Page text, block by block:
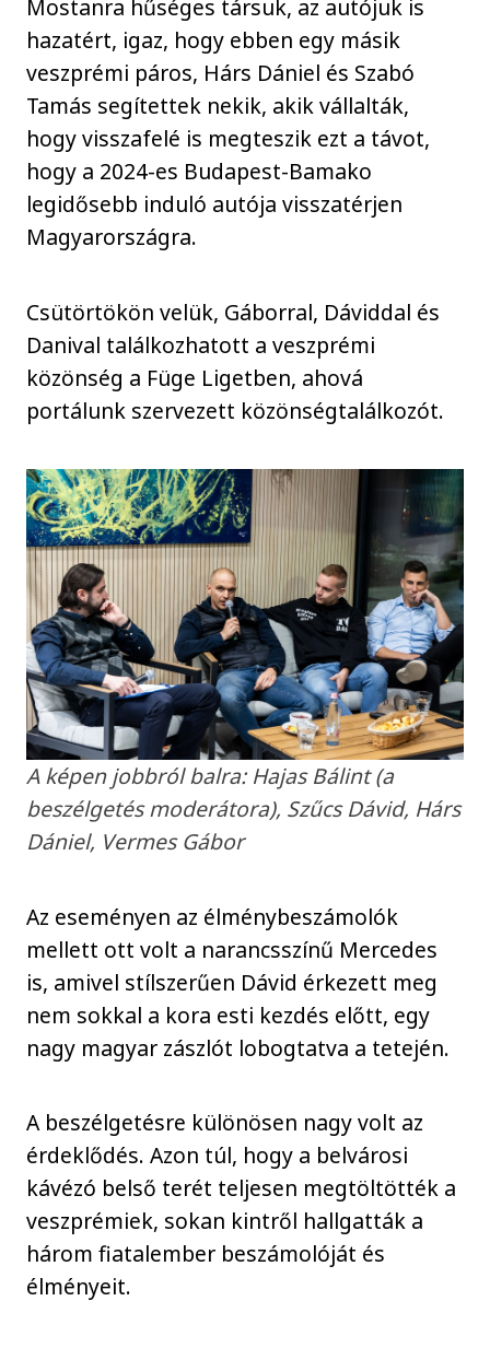
Mostanra hűséges társuk, az autójuk is
hazatért, igaz, hogy ebben egy másik
veszprémi páros, Hárs Dániel és Szabó
Tamás segítettek nekik, akik vállalták,
hogy visszafelé is megteszik ezt a távot,
hogy a 2024-es Budapest-Bamako
legidősebb induló autója visszatérjen
Magyarországra.
Csütörtökön velük, Gáborral, Dáviddal és
Danival találkozhatott a veszprémi
közönség a Füge Ligetben, ahová
portálunk szervezett közönségtalálkozót.
A képen jobbról balra: Hajas Bálint (a
beszélgetés moderátora), Szűcs Dávid, Hárs
Dániel, Vermes Gábor
Az eseményen az élménybeszámolók
mellett ott volt a narancsszínű Mercedes
is, amivel stílszerűen Dávid érkezett meg
nem sokkal a kora esti kezdés előtt, egy
nagy magyar zászlót lobogtatva a tetején.
A beszélgetésre különösen nagy volt az
érdeklődés. Azon túl, hogy a belvárosi
kávézó belső terét teljesen megtöltötték a
veszprémiek, sokan kintről hallgatták a
három fiatalember beszámolóját és
élményeit.